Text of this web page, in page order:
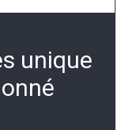
unique